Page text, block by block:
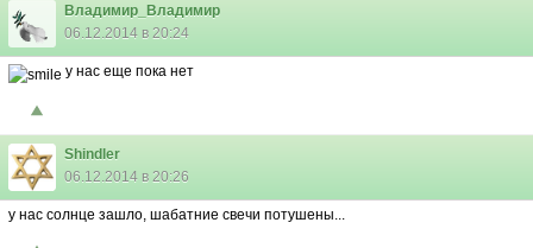
Владимир_Владимир
06.12.2014 в 20:24
у нас еще пока нет
Shindler
06.12.2014 в 20:26
у нас солнце зашло, шабатние свечи потушены...